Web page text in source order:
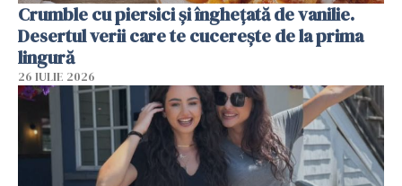
Crumble cu piersici și înghețată de vanilie.
Desertul verii care te cucerește de la prima
lingură
26 IULIE 2026